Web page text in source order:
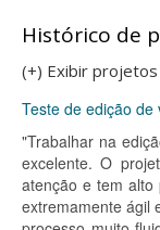
Histórico de
(+) Exibir
Teste de edição
"Trabalhar na
excelente. O
atenção e tem alto
extremamente ágil